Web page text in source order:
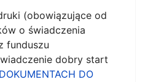
(obowiązujące od
o świadczenia
funduszu
dobry start
DOKUMENTACH DO